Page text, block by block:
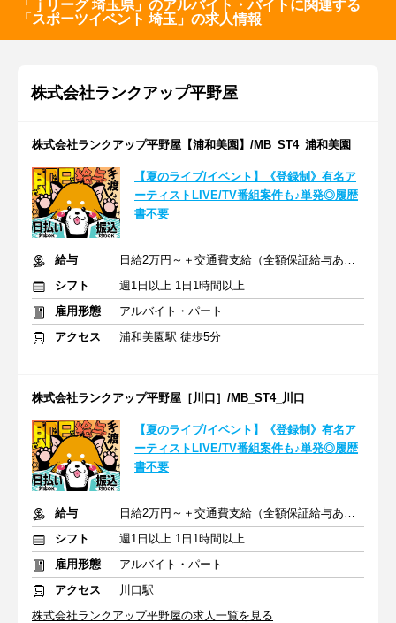
「ｊリーグ 埼玉県」のアルバイト・バイトに関連する
「スポーツイベント 埼玉」の求人情報
株式会社ランクアップ平野屋
株式会社ランクアップ平野屋【浦和美園】/MB_ST4_浦和美園
【夏のライブ/イベント】《登録制》有名ア
ーティストLIVE/TV番組案件も♪単発◎履歴
書不要
給与
日給2万円～＋交通費支給（全額保証給与あり）
シフト
週1日以上 1日1時間以上
雇用形態
アルバイト・パート
アクセス
浦和美園駅 徒歩5分
株式会社ランクアップ平野屋［川口］/MB_ST4_川口
【夏のライブ/イベント】《登録制》有名ア
ーティストLIVE/TV番組案件も♪単発◎履歴
書不要
給与
日給2万円～＋交通費支給（全額保証給与あり）
シフト
週1日以上 1日1時間以上
雇用形態
アルバイト・パート
アクセス
川口駅
株式会社ランクアップ平野屋の求人一覧を見る